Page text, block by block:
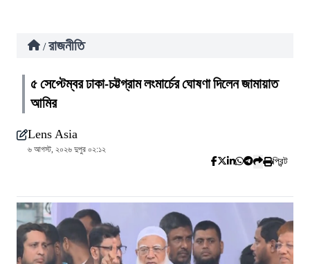
/ রাজনীতি
৫ সেপ্টেম্বর ঢাকা-চট্টগ্রাম লংমার্চের ঘোষণা দিলেন জামায়াত
আমির
Lens Asia
৬ আগস্ট, ২০২৬ দুপুর ০২:১২
প্রিন্ট